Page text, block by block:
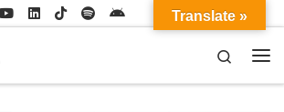
Search
Translate »